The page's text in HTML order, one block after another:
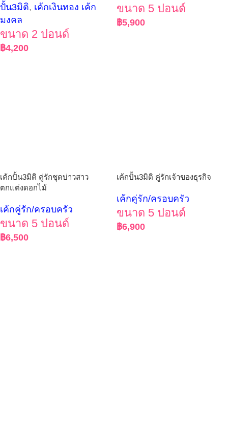
ปั้น3มิติ, เค้กเงินทอง เค้ก
มงคล
ขนาด 2 ปอนด์
฿4,200
ขนาด 5 ปอนด์
฿5,900
เค้กปั้น3มิติ คู่รักชุดบ่าวสาว
ตกแต่งดอกไม้
เค้กคู่รัก/ครอบครัว
ขนาด 5 ปอนด์
฿6,500
เค้กปั้น3มิติ คู่รักเจ้าของธุรกิจ
เค้กคู่รัก/ครอบครัว
ขนาด 5 ปอนด์
฿6,900